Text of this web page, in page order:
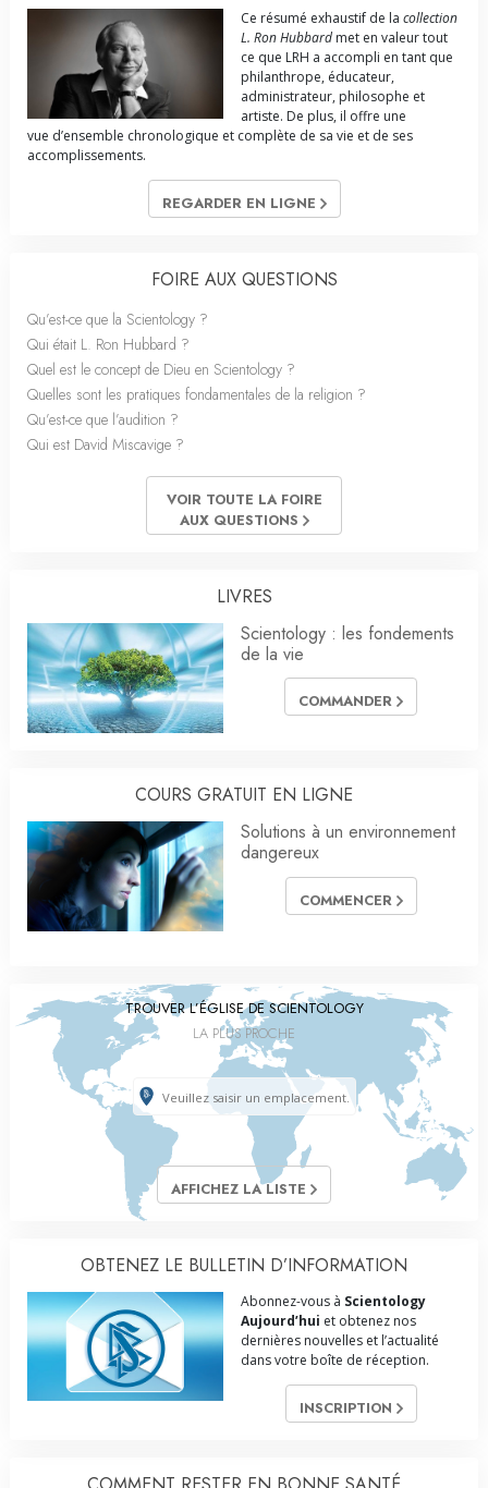
Ce résumé exhaustif de la collection
L. Ron Hubbard met en valeur tout
ce que LRH a accompli en tant que
philanthrope, éducateur,
administrateur, philosophe et
artiste. De plus, il offre une
vue d’ensemble chronologique et complète de sa vie et de ses
accomplissements.
REGARDER EN LIGNE
FOIRE AUX QUESTIONS
Qu’est-ce que la Scientology ?
Qui était L. Ron Hubbard ?
Quel est le concept de Dieu en Scientology ?
Quelles sont les pratiques fondamentales de la religion ?
Qu’est-ce que l’audition ?
Qui est David Miscavige ?
VOIR TOUTE LA FOIRE
AUX QUESTIONS
LIVRES
Scientology : les fondements
de la vie
COMMANDER
COURS GRATUIT EN LIGNE
Solutions à un environnement
dangereux
COMMENCER
TROUVER L’ÉGLISE DE SCIENTOLOGY
LA PLUS PROCHE
AFFICHEZ LA LISTE
OBTENEZ LE BULLETIN D’INFORMATION
Abonnez-vous à Scientology
Aujourd’hui et obtenez nos
dernières nouvelles et l’actualité
dans votre boîte de réception.
INSCRIPTION